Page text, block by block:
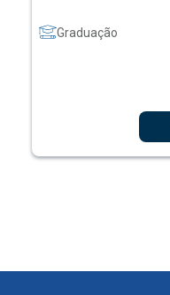
Graduação